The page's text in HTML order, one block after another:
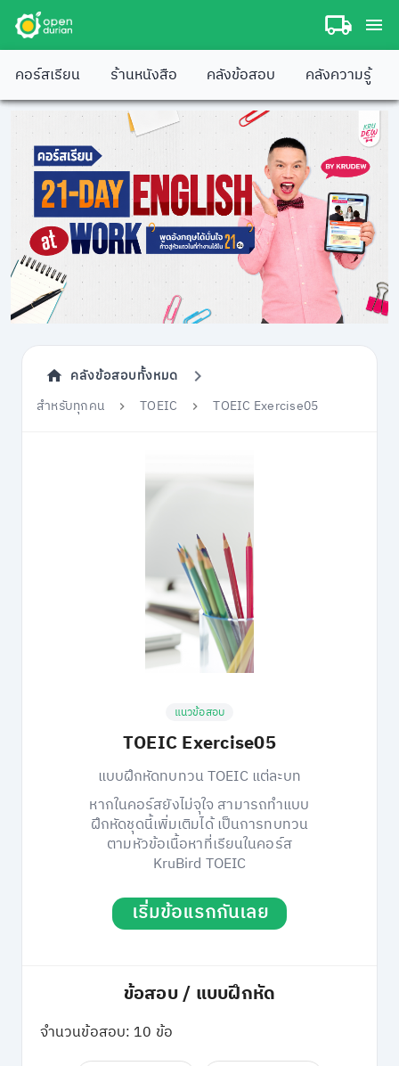
คอร์สเรียน ร้านหนังสือ คลังข้อสอบ คลังความรู้
คลังข้อสอบทั้งหมด
สำหรับทุกคน
TOEIC TOEIC Exercise05
แนวข้อสอบ
TOEIC Exercise05
แบบฝึกหัดทบทวน TOEIC แต่ละบท
หากในคอร์สยังไม่จุใจ สามารถทำแบบ
ฝึกหัดชุดนี้เพิ่มเติมได้ เป็นการทบทวน
ตามหัวข้อเนื้อหาที่เรียนในคอร์ส
KruBird TOEIC
เริ่มข้อแรกกันเลย
ข้อสอบ / แบบฝึกหัด
จำนวนข้อสอบ: 10 ข้อ